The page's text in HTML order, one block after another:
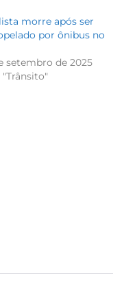
morre após ser
por ônibus no
setembro de 2025
"Trânsito"